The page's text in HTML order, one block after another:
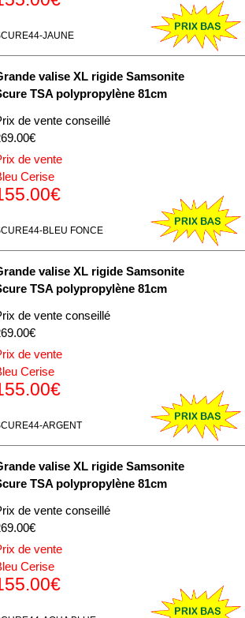
qui peuvent combiner celles-ci
que vous leur avez fournies
lors de votre utilisation de leurs
JAUNE
valise XL rigide Samsonite
TSA polypropylène 81cm
de vente conseillé
de vente
Cerise
BLEU FONCE
valise XL rigide Samsonite
TSA polypropylène 81cm
de vente conseillé
de vente
Cerise
ARGENT
valise XL rigide Samsonite
TSA polypropylène 81cm
de vente conseillé
de vente
Cerise